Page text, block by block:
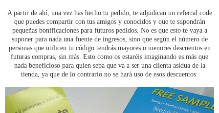
A partir de ahí, una vez has hecho tu pedido, te adjudican un referral code
que puedes compartir con tus amigos y conocidos y que te supondrán
pequeñas bonificaciones para futuros pedidos. No es que esto te vaya a
suponer para nada una fuente de ingresos, sino que según el número de
personas que utilicen tu código tendrás mayores o menores descuentos en
futuras compras, sin más. Esto como os estaréis imaginando es más que
nada beneficioso para quien sepa que va a ser una clienta asidua de la
tienda, ya que de lo contrario no se hará uso de esos descuentos.